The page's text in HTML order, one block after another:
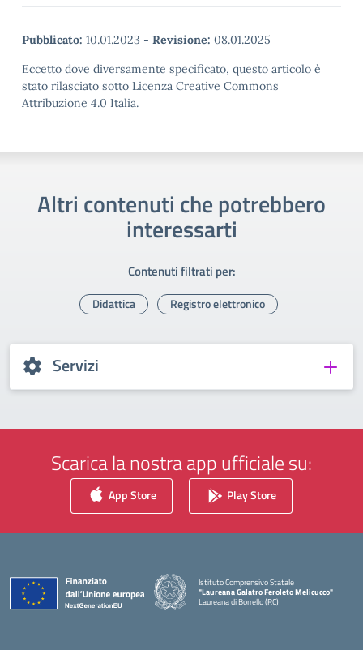
Pubblicato: 10.01.2023 - Revisione: 08.01.2025
Eccetto dove diversamente specificato, questo articolo è
stato rilasciato sotto Licenza Creative Commons
Attribuzione 4.0 Italia.
Altri contenuti che potrebbero
interessarti
Contenuti filtrati per:
Didattica Registro elettronico
Servizi
Scarica la nostra app ufficiale su:
App Store Play Store
Istituto Comprensivo Statale
"Laureana Galatro Feroleto Melicucco"
Laureana di Borrello (RC)